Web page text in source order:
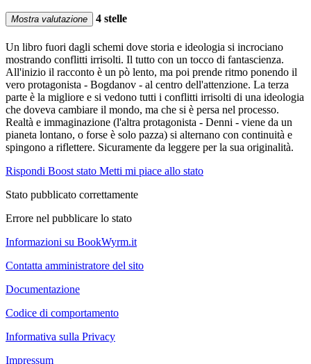
Mostra valutazione 4 stelle
Un libro fuori dagli schemi dove storia e ideologia si incrociano
mostrando conflitti irrisolti. Il tutto con un tocco di fantascienza.
All'inizio il racconto è un pò lento, ma poi prende ritmo ponendo il
vero protagonista - Bogdanov - al centro dell'attenzione. La terza
parte è la migliore e si vedono tutti i conflitti irrisolti di una ideologia
che doveva cambiare il mondo, ma che si è persa nel processo.
Realtà e immaginazione (l'altra protagonista - Denni - viene da un
pianeta lontano, o forse è solo pazza) si alternano con continuità e
spingono a riflettere. Sicuramente da leggere per la sua originalità.
Rispondi Boost stato Metti mi piace allo stato
Stato pubblicato correttamente
Errore nel pubblicare lo stato
Informazioni su BookWyrm.it
Contatta amministratore del sito
Documentazione
Codice di comportamento
Informativa sulla Privacy
Impressum